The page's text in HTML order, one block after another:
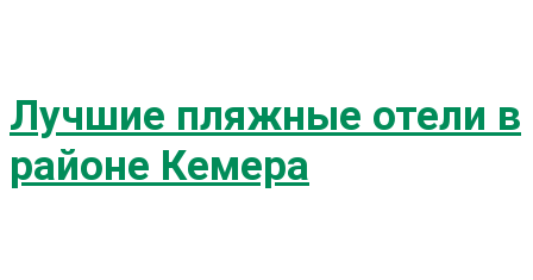
Лучшие пляжные отели в
районе Кемера